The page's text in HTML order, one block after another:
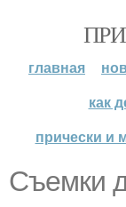
главная
как
прически и
Съемки